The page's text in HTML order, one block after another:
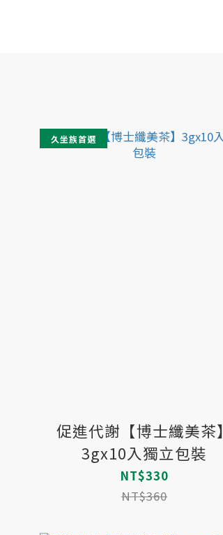
久坐族首選
促進代謝【博士纖美茶】
3gx10入獨立包裝
NT$330
NT$360